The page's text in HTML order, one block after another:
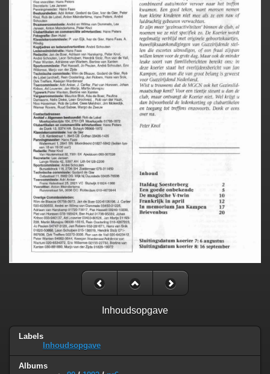
Inhoudsopgave
Labels
Inhoudsopgave
Albums